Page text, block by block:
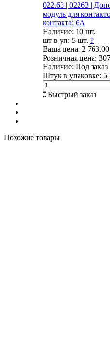
022.63 | 02263 |
модуль для
контакта; 6А
Наличие: 10 шт.
шт в уп: 5 шт. ?
Ваша цена: 2
Розничная цена:
Наличие: Под заказ
Штук в упаковке: 5
Быстрый заказ
Похожие товары